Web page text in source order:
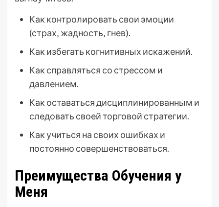
Как контролировать свои эмоции
(страх‚ жадность‚ гнев).
Как избегать когнитивных искажений.
Как справляться со стрессом и
давлением.
Как оставаться дисциплинированным и
следовать своей торговой стратегии.
Как учиться на своих ошибках и
постоянно совершенствоваться.
Преимущества Обучения у
Меня